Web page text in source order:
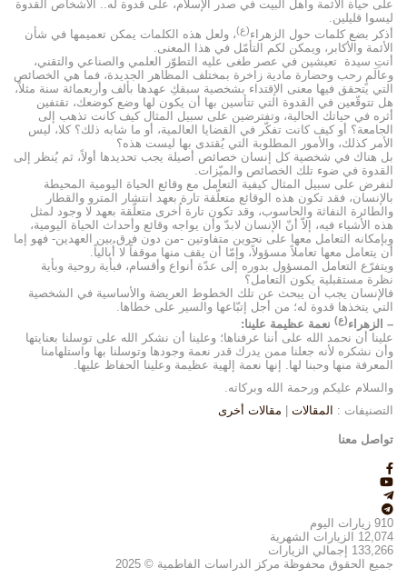
على حياة الأئمة وأهل البيت في صدر الإسلام، على قدوة له.. الأشخاص القدوة
ليسوا قليلين.
أذكر بضع كلمات حول الزهراء(ع)، ولعل هذه الكلمات يمكن تعميمها في شأن
الأئمة والأكابر، ويمكن لكم التأمّل في هذا المعنى.
أنتِ سيدة تعيشين في عصر طغى عليه التطوّر العلمي والصناعي والتقني،
وعالَمٍ رحب وحضارة مادية زاخرة بمختلف المظاهر الجديدة، فما هي الخصائص
التي يتحقق فيها معنى الإقتداء بشخصية سبقكِ عهدها بألف وأربعمائة سنة مثلاً،
هل تتوقّعين في القدوة التي تتأسين بها أن يكون لها وضع كوضعك، تقتفين
أثره في حياتك الحالية، وتفترضين على سبيل المثال كيف كانت تذهب إلى
الجامعة؟ أو كيف كانت تفكّر في القضايا العالمية، أو ما شابه ذلك؟ كلا، ليس
الأمر كذلك، والأمور المطلوبة التي يُقتدى بها ليست هذه؟
بل هناك في شخصية كل إنسان خصائص أصيلة يجب تحديدها أولاً، ثم يُنظر إلى
القدوة في ضوء تلك الخصائص والميّزات.
لنفرض على سبيل المثال كيفية التعامل مع وقائع الحياة اليومية المحيطة
بالإنسان، فقد تكون هذه الوقائع متعلّقة تارة بعهد انتشار المترو والقطار
والطائرة النفاثة والحاسوب، وقد تكون تارة اُخرى متعلّقة بعهد لا وجود لمثل
هذه الأشياء فيه، إلاّ أنّ الإنسان لابدّ وأن يواجه وقائع وأحداث الحياة اليومية،
وبإمكانه التعامل معها على نحوين متفاوتين -من دون فرق بين العهدين- فهو إما
أن يتعامل معها تعاملاً مسؤولاً، وإمّا أن يقف منها موقفاً لا أُبالياً.
ويتفرّع التعامل المسؤول بدوره إلى عدّة أنواع وأقسام، فبأية روحية وبأية
نظرة مستقبلية يكون التعامل؟
فالإنسان يجب أن يبحث عن تلك الخطوط العريضة والأساسية في الشخصية
التي يتخذها قدوة له؛ من أجل إتبّاعها والسير على خطاها.
– الزهراء(ع) نعمة عظيمة علينا:
علينا أن نحمد الله على أننا عرفناها؛ وعلينا أن نشكر الله على توسلنا بعنايتها
وأن نشكره لأنه جعلنا ممن يدرك قدر نعمة وجودها وتوسلنا بها واستلهامنا
المعرفة منها وحبنا لها. إنها نعمة إلهية عظيمة وعلينا الحفاظ عليها.
والسلام عليكم ورحمة الله وبركاته.
التصنيفات : المقالات | مقالات أخرى
تواصل معنا
910 زيارات اليوم
12,074
الزيارات الشهرية
133,266
إجمالي الزيارات
جميع الحقوق محفوظة مركز الدراسات الفاطمية © 2025